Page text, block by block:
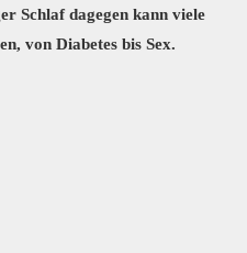
Schlaf dagegen kann viele
von Diabetes bis Sex.